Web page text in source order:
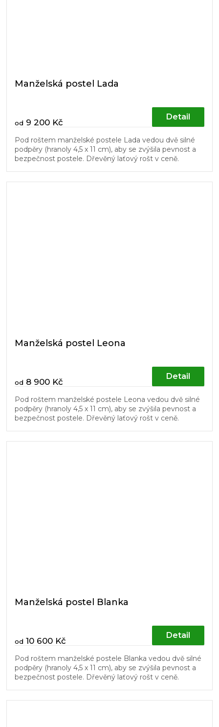
Manželská postel Lada
od 9 200 Kč
Detail
Pod roštem manželské postele Lada vedou dvě silné
podpěry (hranoly 4,5 x 11 cm), aby se zvýšila pevnost a
bezpečnost postele. Dřevěný laťový rošt v ceně.
Manželská postel Leona
od 8 900 Kč
Detail
Pod roštem manželské postele Leona vedou dvě silné
podpěry (hranoly 4,5 x 11 cm), aby se zvýšila pevnost a
bezpečnost postele. Dřevěný laťový rošt v ceně.
Manželská postel Blanka
od 10 600 Kč
Detail
Pod roštem manželské postele Blanka vedou dvě silné
podpěry (hranoly 4,5 x 11 cm), aby se zvýšila pevnost a
bezpečnost postele. Dřevěný laťový rošt v ceně.